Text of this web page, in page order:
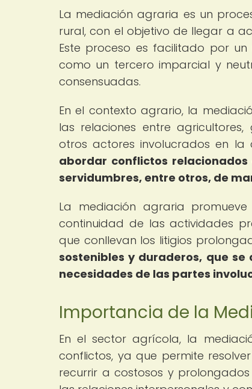
La mediación agraria es un
rural, con el objetivo de llegar a
Este proceso es facilitado por
como un tercero imparcial y
consensuadas.
En el contexto agrario, la
las relaciones entre
otros actores involucrados en la
abordar conflictos
servidumbres, entre otros, de
La mediación agraria
continuidad de las actividades
que conllevan los litigios
sostenibles y duraderos, que
necesidades de las partes
Importancia de la
En el sector agrícola, la
conflictos, ya que permite
recurrir a costosos y